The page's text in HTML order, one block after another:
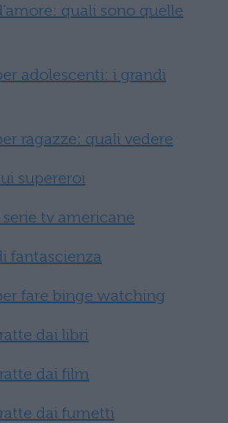
quali sono quelle
adolescenti: i grandi
ragazze: quali vedere
supereroi
serie tv americane
fantascienza
fare binge watching
dai libri
dai film
dai fumetti